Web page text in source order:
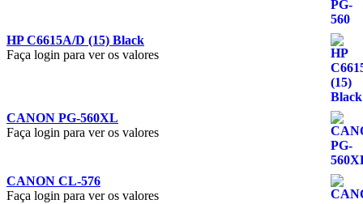
HP C6615A/D (15) Black
Faça login para ver os valores
CANON PG-560XL
Faça login para ver os valores
CANON CL-576
Faça login para ver os valores